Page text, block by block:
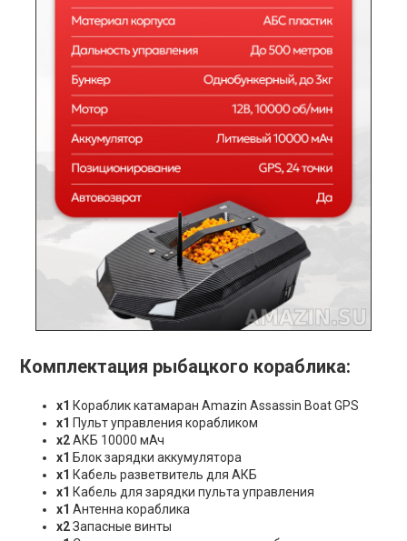
Комплектация рыбацкого кораблика:
х1 Кораблик катамаран Amazin Assassin Boat GPS
х1 Пульт управления корабликом
х2АКБ 10000 мАч
х1 Блок зарядки аккумулятора
х1 Кабель разветвитель для АКБ
х1 Кабель для зарядки пульта управления
х1Антенна кораблика
х2Запасные винты